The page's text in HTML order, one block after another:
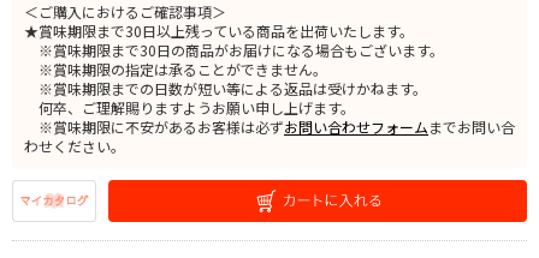
＜ご購入におけるご確認事項＞
★賞味期限まで30日以上残っている商品を出荷いたします。
※賞味期限まで30日の商品がお届けになる場合もございます。
※賞味期限の指定は承ることができません。
※賞味期限までの日数が短い等による返品は受けかねます。
何卒、ご理解賜りますようお願い申し上げます。
※賞味期限に不安があるお客様は必ずお問い合わせフォームまでお問い合
わせください。